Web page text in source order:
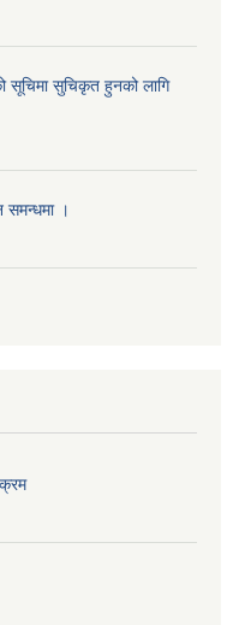
सूचिमा सुचिकृत हुनको लागि
समन्धमा ।